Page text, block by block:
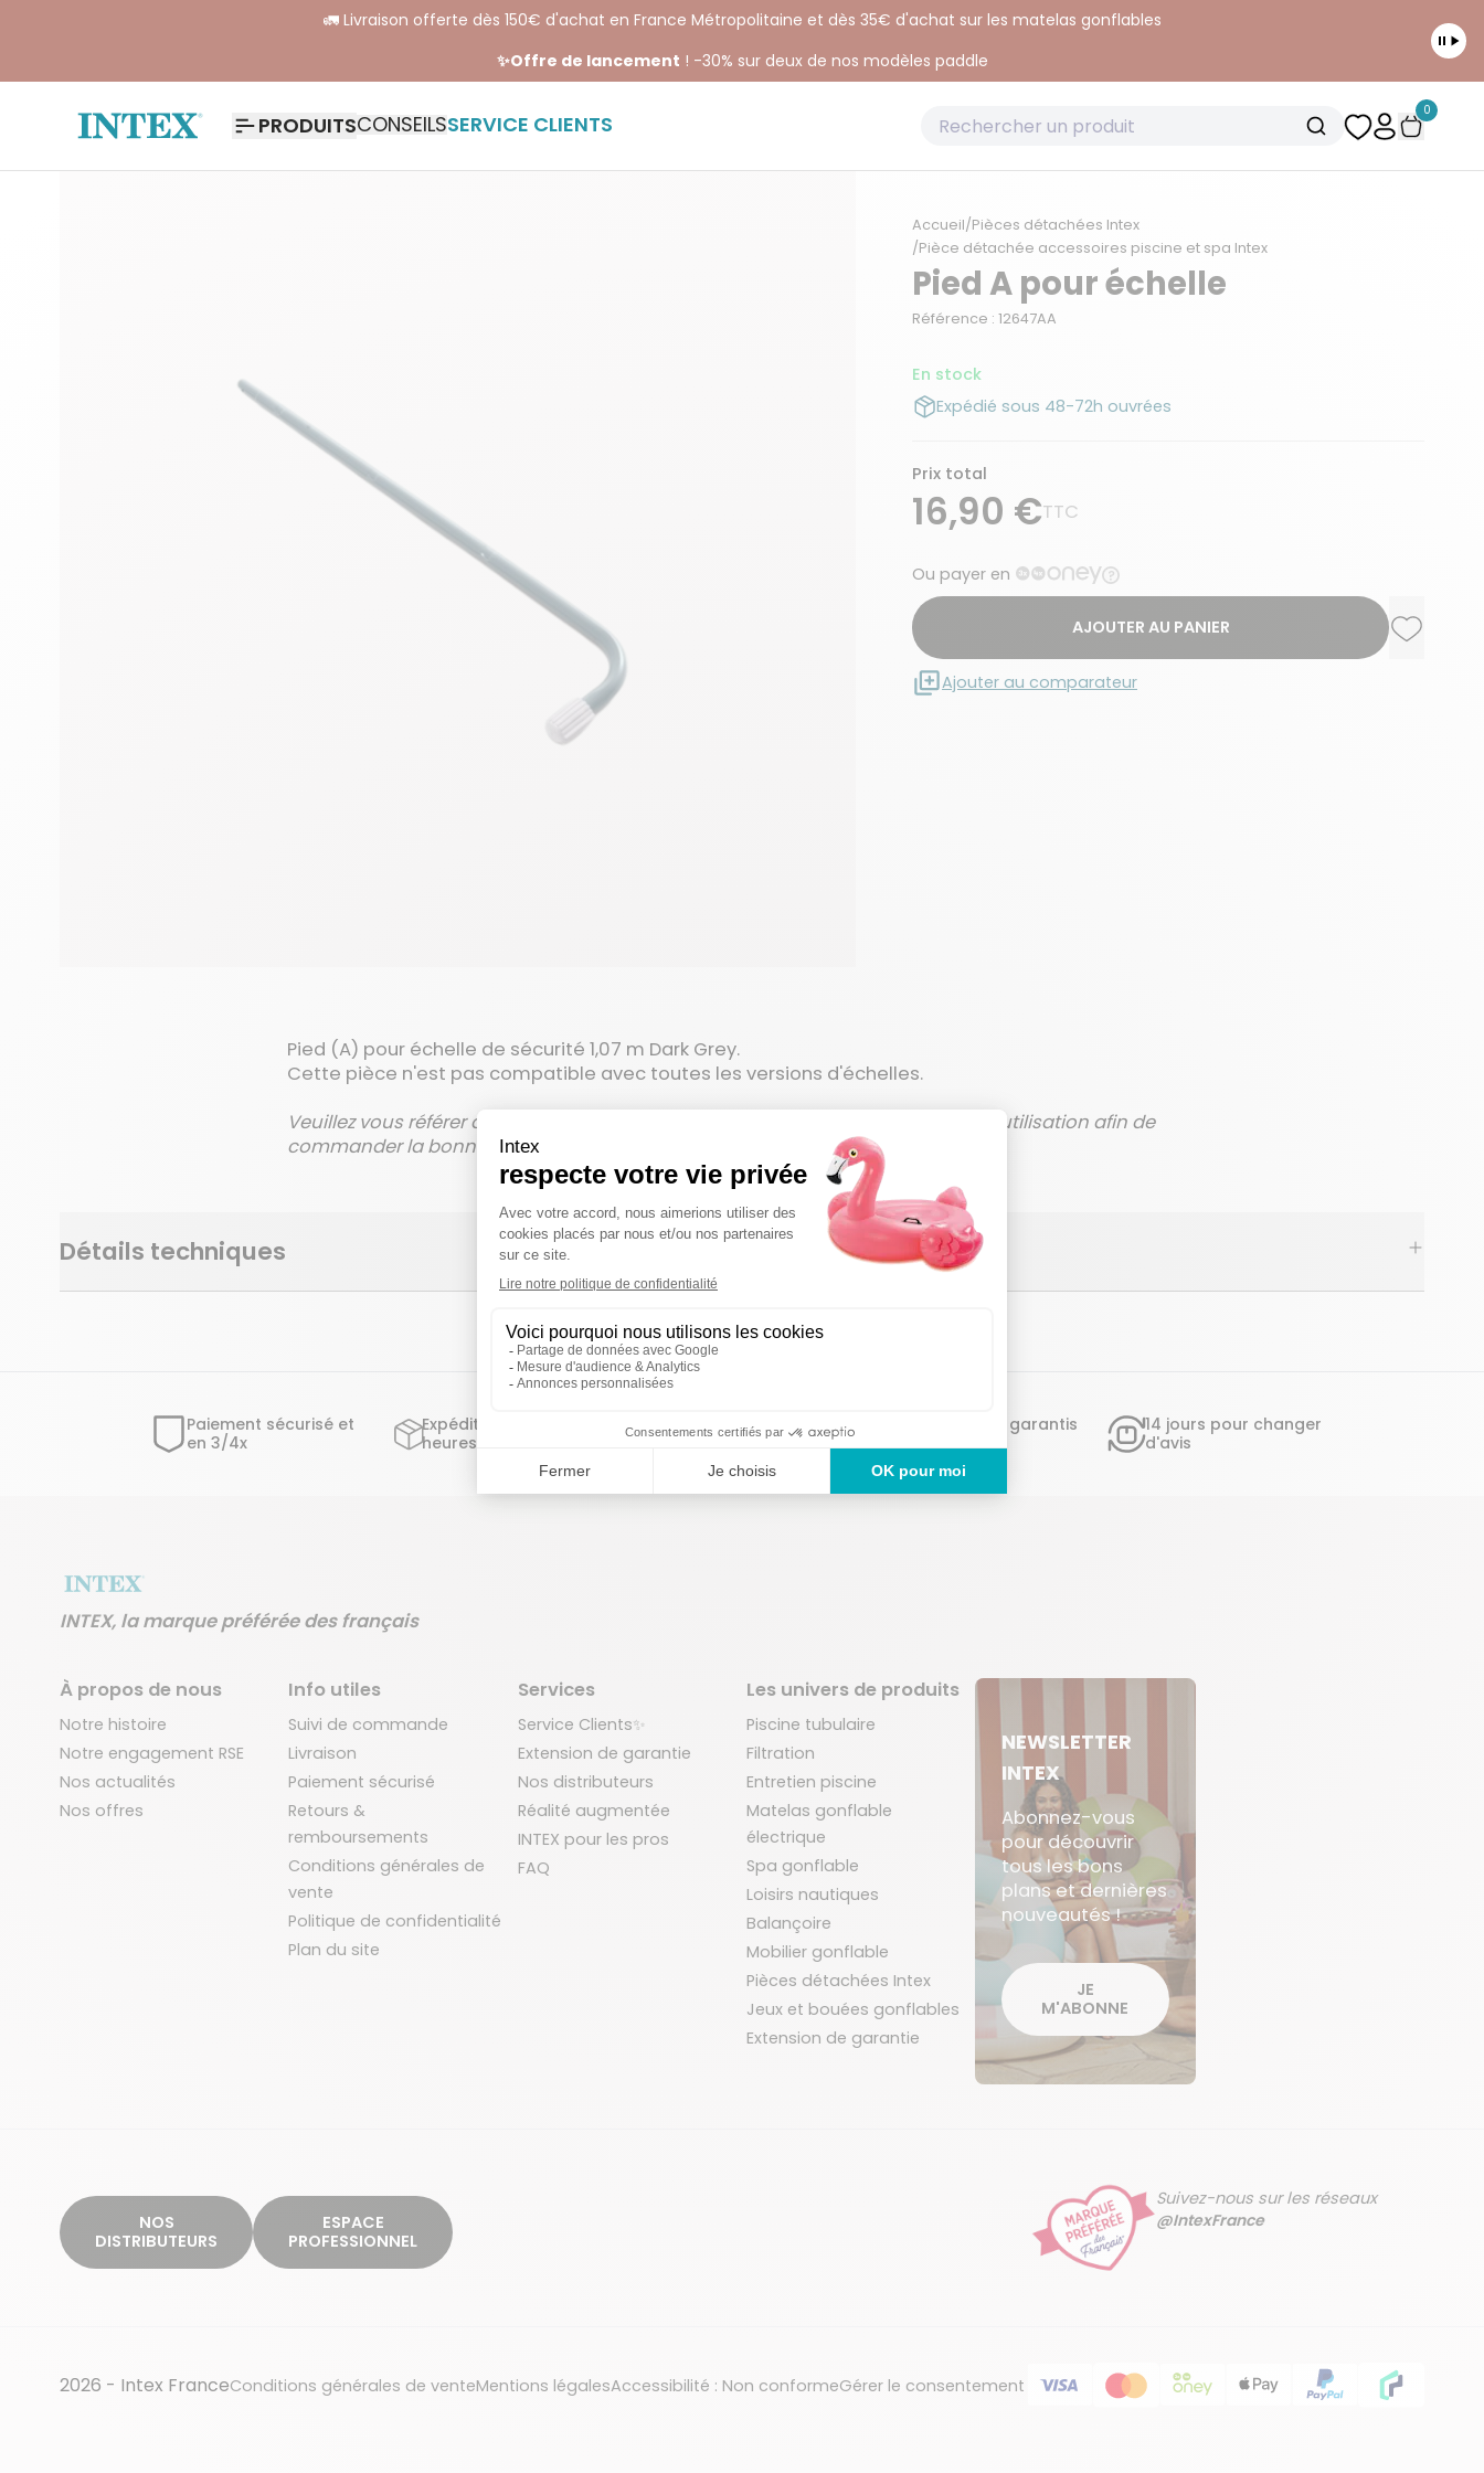
🚛 Livraison offerte dès 150€ d'achat en France Métropolitaine et dès 35€ d'achat sur les matelas gonflables
✨Offre de lancement ! -30% sur deux de nos modèles paddle
PRODUITSCONSEILSSERVICE CLIENTS
0
Accueil/Pièces détachées Intex
/Pièce détachée accessoires piscine et spa Intex
Pied A pour échelle
Référence : 12647AA
En stock
Expédié sous 48-72h ouvrées
Prix total
16,90 €TTC
Ou payer en
AJOUTER AU PANIER Ajouter
Ajouter au comparateur
Pied (A) pour échelle de sécurité 1,07 m Dark Grey.
Cette pièce n'est pas compatible avec toutes les versions d'échelles.
Veuillez vous référer au modèle technique de votre produit et à votre manuel d'utilisation afin de
commander la bonne référence.
Détails techniques
Paiement sécurisé et
en 3/4x
Expédition sous 48-72
heures ouvrées
Un service en France
Des produits garantis
2 ans
14 jours pour changer
d'avis
INTEX, la marque préférée des français
À propos de nous
Notre histoire
Notre engagement RSE
Nos actualités
Nos offres
Info utiles
Suivi de commande
Livraison
Paiement sécurisé
Retours &
remboursements
Conditions générales de
vente
Politique de confidentialité
Plan du site
Services
Service Clients✨
Extension de garantie
Nos distributeurs
Réalité augmentée
INTEX pour les pros
FAQ
Les univers de produits
Piscine tubulaire
Filtration
Entretien piscine
Matelas gonflable
électrique
Spa gonflable
Loisirs nautiques
Balançoire
Mobilier gonflable
Pièces détachées Intex
Jeux et bouées gonflables
Extension de garantie
NEWSLETTER
INTEX
Abonnez-vous
pour découvrir
tous les bons
plans et dernières
nouveautés !
JE
M'ABONNE
NOS
DISTRIBUTEURS
ESPACE
PROFESSIONNEL
Suivez-nous sur les réseaux
@IntexFrance
2026 - Intex FranceConditions générales de venteMentions légalesAccessibilité : Non conformeGérer le consentement